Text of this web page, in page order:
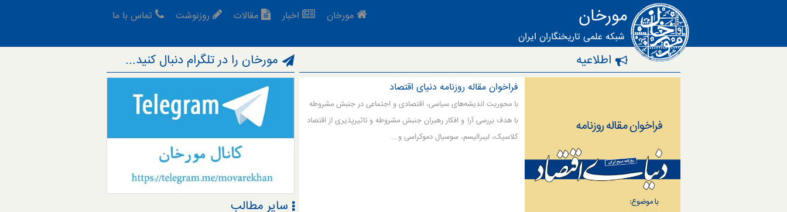
مورخان
شبکه علمی تاریخنگاران ایران
مورخان اخبار مقالات روزنوشت تماس با ما
اطلاعیه‌
فراخوان مقاله روزنامه دنیای اقتصاد
با محوریت اندیشه‌های سیاسی، اقتصادی و اجتماعی در جنبش مشروطه
با هدف بررسی آرا و افکار رهبران جنبش مشروطه و تاثیرپذیری از اقتصاد
کلاسیک، لیبرالیسم، سوسیال دموکراسی و...
مورخان را در تلگرام دنبال کنید...
سایر مطالب